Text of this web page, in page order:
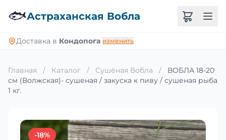
🐟Астраханская Вобла
Доставка в Кондопога изменить
Главная / Каталог / Сушёная Вобла /
ВОБЛА 18-20
см (Волжская)- сушеная / закуска к пиву / сушеная рыба
1 кг.
-18%